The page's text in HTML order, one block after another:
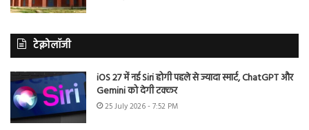
टेक्नोलॉजी
iOS 27 में नई Siri होगी पहले से ज्यादा स्मार्ट, ChatGPT और
Gemini को देगी टक्कर
25 July 2026 - 7:52 PM